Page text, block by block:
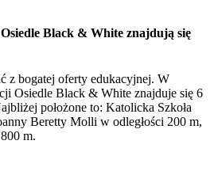
Black & White znajdują się
z bogatej oferty edukacyjnej. W
Osiedle Black & White znajduje się 6
położone to: Katolicka Szkoła
Beretty Molli w odległości 200 m,
m.